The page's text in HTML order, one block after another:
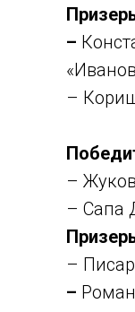
–
–
–
– Сапа
–
–